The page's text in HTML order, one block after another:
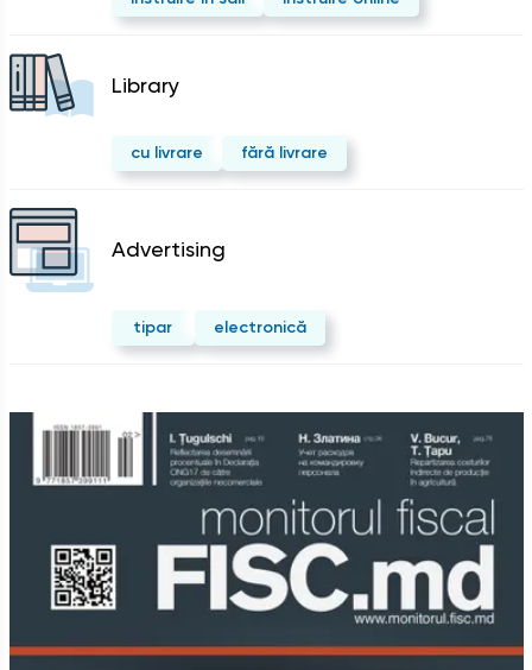
Library
cu livrare fără livrare
Advertising
tipar electronică